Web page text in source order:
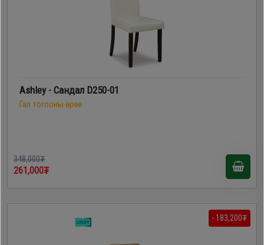
Ashley - Сандал D250-01
Гал тогооны өрөө
348,000₮
261,000₮
- 183,200₮